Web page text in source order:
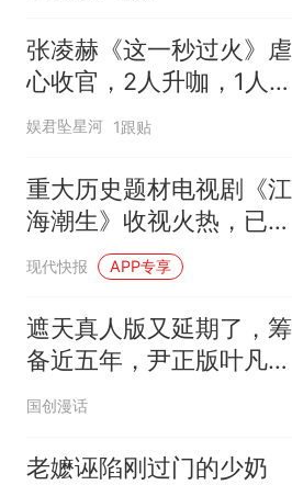
张凌赫《这一秒过火》虐
心收官，2人升咖，1人翻
红，只有她被骂惨
娱君坠星河 1跟贴
重大历史题材电视剧《江
海潮生》收视火热，已播
16集观众收视3.5亿人次
现代快报 APP专享
遮天真人版又延期了，筹
备近五年，尹正版叶凡还
能看到吗？
国创漫话
老嬷诬陷刚过门的少奶